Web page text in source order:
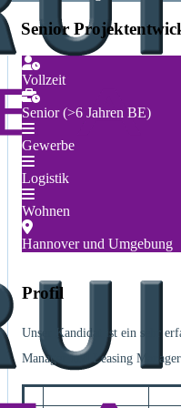
Senior
Vollzeit
Senior (>6 Jahren BE)
Gewerbe
Logistik
Wohnen
Hannover und Umgebung
Profil
Unser Kandidat ist ein sehr
Manager und Leasing